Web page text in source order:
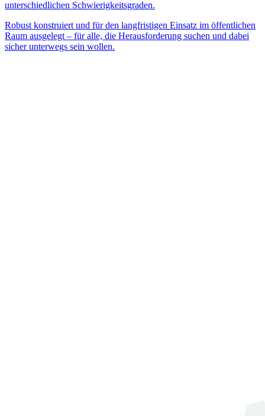
unterschiedlichen Schwierigkeitsgraden.
Robust konstruiert und für den langfristigen Einsatz im öffentlichen
Raum ausgelegt – für alle, die Herausforderung suchen und dabei
sicher unterwegs sein wollen.